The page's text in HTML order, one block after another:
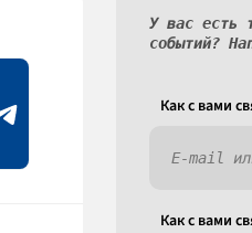
У вас есть
событий?
Как c вами
Как c вами